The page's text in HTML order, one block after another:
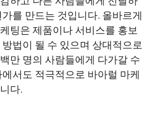
를 만드는 것입니다. 올바르게
팅은 제품이나 서비스를 홍보
법이 될 수 있으며 상대적으로
만 명의 사람들에게 다가갈 수
서도 적극적으로 바아럴 마케
다.